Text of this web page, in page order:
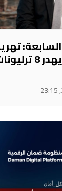
بطريقة “الشلع”